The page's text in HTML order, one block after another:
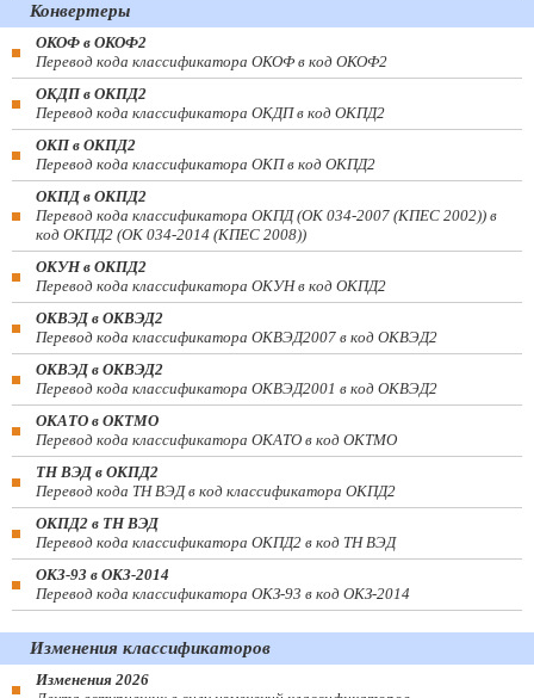
Конвертеры
ОКОФ в ОКОФ2
Перевод кода классификатора ОКОФ в код ОКОФ2
ОКДП в ОКПД2
Перевод кода классификатора ОКДП в код ОКПД2
ОКП в ОКПД2
Перевод кода классификатора ОКП в код ОКПД2
ОКПД в ОКПД2
Перевод кода классификатора ОКПД (ОК 034-2007 (КПЕС 2002)) в
код ОКПД2 (ОК 034-2014 (КПЕС 2008))
ОКУН в ОКПД2
Перевод кода классификатора ОКУН в код ОКПД2
ОКВЭД в ОКВЭД2
Перевод кода классификатора ОКВЭД2007 в код ОКВЭД2
ОКВЭД в ОКВЭД2
Перевод кода классификатора ОКВЭД2001 в код ОКВЭД2
ОКАТО в ОКТМО
Перевод кода классификатора ОКАТО в код ОКТМО
ТН ВЭД в ОКПД2
Перевод кода ТН ВЭД в код классификатора ОКПД2
ОКПД2 в ТН ВЭД
Перевод кода классификатора ОКПД2 в код ТН ВЭД
ОКЗ-93 в ОКЗ-2014
Перевод кода классификатора ОКЗ-93 в код ОКЗ-2014
Изменения классификаторов
Изменения 2026